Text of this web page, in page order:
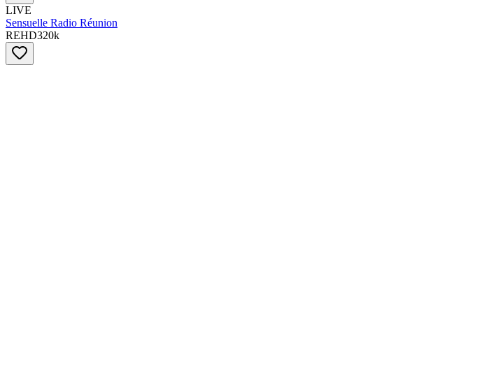
LIVE
Sensuelle Radio Réunion
REHD320k